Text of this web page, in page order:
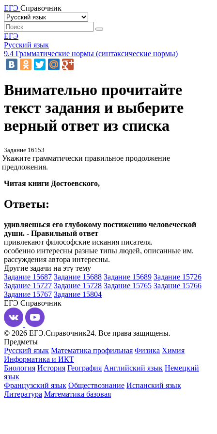
ЕГЭ Справочник
ЕГЭ
Русский язык
9.4 Грамматические нормы (синтаксические нормы)
Внимательно прочитайте
текст задания и выберите
верный ответ из списка
Задание 16153
Укажите грамматически правильное продолжение
предложения.
Читая книги Достоевского,
Ответы:
удивляешься его глубокому постижению человеческой
души. - Правильный ответ
привлекают философские искания писателя.
особенно интересны разные типы людей, описанные им.
рассуждения автора интересны.
Другие задачи на эту тему
Задание 15687 Задание 15688 Задание 15689 Задание 15726
Задание 15727 Задание 15728 Задание 15765 Задание 15766
Задание 15767 Задание 15804
ЕГЭ Справочник
© 2026 ЕГЭ.Справочник24. Все права защищены.
Предметы
Русский язык Математика профильная Физика Химия
Информатика и ИКТ
Биология История География Английский язык Немецкий
язык
Французский язык Обществознание Испанский язык
Литература Математика базовая